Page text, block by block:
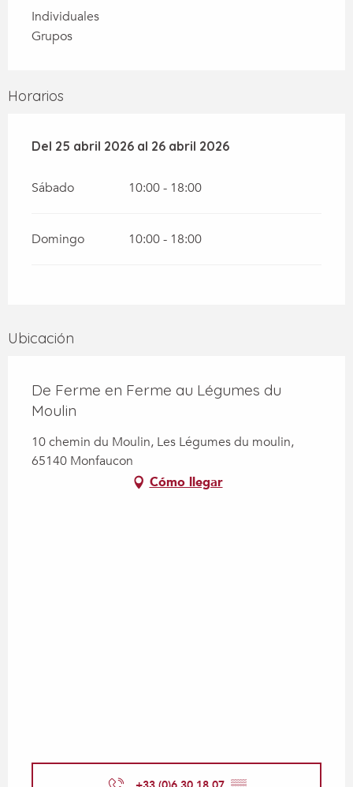
Individuales
Grupos
Horarios
Del 25 abril 2026 al 26 abril 2026
Del 25 abril 2026 al 26 abril 2026
Sábado 10:00 - 18:00
Domingo 10:00 - 18:00
Ubicación
De Ferme en Ferme au Légumes du
Moulin
10 chemin du Moulin, Les Légumes du moulin,
65140 Monfaucon
Cómo llegar